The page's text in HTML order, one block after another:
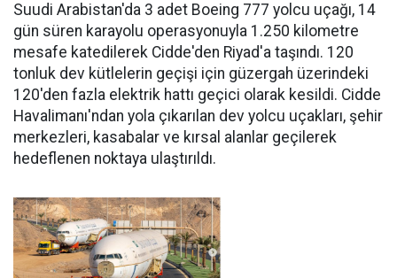
Suudi Arabistan'da 3 adet Boeing 777 yolcu uçağı, 14
gün süren karayolu operasyonuyla 1.250 kilometre
mesafe katedilerek Cidde'den Riyad'a taşındı. 120
tonluk dev kütlelerin geçişi için güzergah üzerindeki
120'den fazla elektrik hattı geçici olarak kesildi. Cidde
Havalimanı'ndan yola çıkarılan dev yolcu uçakları, şehir
merkezleri, kasabalar ve kırsal alanlar geçilerek
hedeflenen noktaya ulaştırıldı.